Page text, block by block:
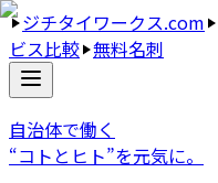
ジチタイワークス.com
ビス比較 無料名刺
自治体で働く
“コトとヒト”を元気に。